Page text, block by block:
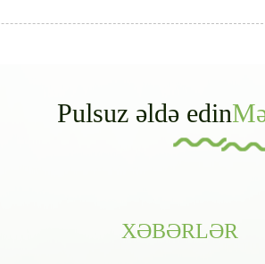
Pulsuz əldə edin
XƏBƏRLƏR